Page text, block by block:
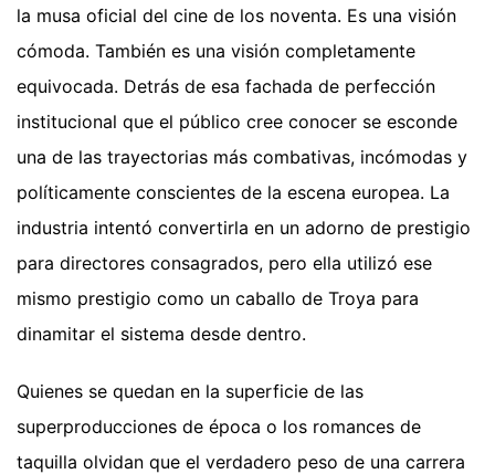
la musa oficial del cine de los noventa. Es una visión
cómoda. También es una visión completamente
equivocada. Detrás de esa fachada de perfección
institucional que el público cree conocer se esconde
una de las trayectorias más combativas, incómodas y
políticamente conscientes de la escena europea. La
industria intentó convertirla en un adorno de prestigio
para directores consagrados, pero ella utilizó ese
mismo prestigio como un caballo de Troya para
dinamitar el sistema desde dentro.
Quienes se quedan en la superficie de las
superproducciones de época o los romances de
taquilla olvidan que el verdadero peso de una carrera